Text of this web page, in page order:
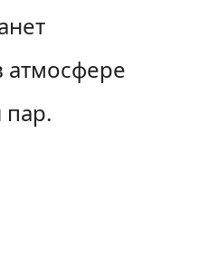
атмосфере